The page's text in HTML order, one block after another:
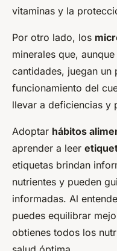
vitaminas y la
Por otro lado, los
minerales que,
cantidades, juegan un
funcionamiento del
llevar a deficiencias y
Adoptar hábitos
aprender a leer
etiquetas brindan
nutrientes y pueden
informadas. Al
puedes equilibrar
obtienes todos los